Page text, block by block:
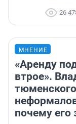
26
МНЕНИЕ
«Аренду
втрое».
почему его